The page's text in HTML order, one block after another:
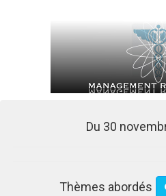
Du 30
Thèmes abordés